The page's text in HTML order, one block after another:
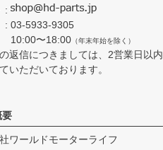
03-5933-9305
10:00〜18:00 （年末年始を除く）
返信につきましては、2営業日以内
いただいております。
要
ワールドモーターライフ